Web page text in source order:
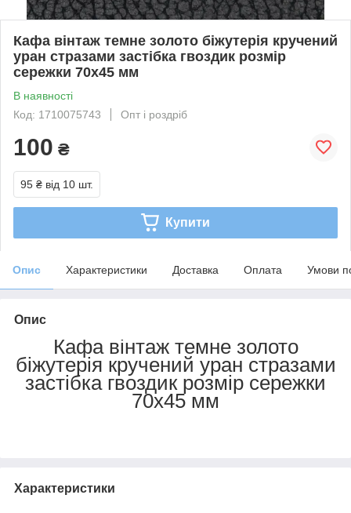
Кафа вінтаж темне золото біжутерія кручений
уран стразами застібка гвоздик розмір
сережки 70х45 мм
В наявності
Код: 1710075743
Опт і роздріб
100 ₴
95 ₴ від 10 шт.
Купити
Опис Характеристики Доставка Оплата Умови
Опис
Кафа вінтаж темне золото
біжутерія кручений уран стразами
застібка гвоздик розмір сережки
70х45 мм
Характеристики